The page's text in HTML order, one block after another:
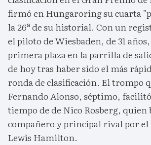
firmó en Hungaroring su cuarta
la 26ª de su historial. Con un
el piloto de Wiesbaden, de 31
primera plaza en la parrilla de
de hoy tras haber sido el más
ronda de clasificación. El trompo
Fernando Alonso, séptimo,
tiempo de de Nico Rosberg, quien
compañero y principal rival por
Lewis Hamilton.